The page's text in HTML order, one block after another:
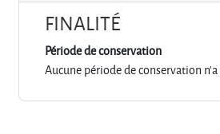
FINALITÉ
Période de conservation
Aucune période de conservation